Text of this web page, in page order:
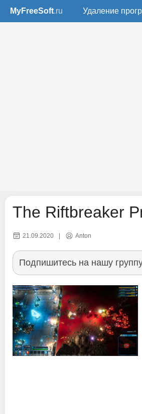
MyFreeSoft.ru Удаление
The Riftbreaker
21.09.2020 | Anton
Подпишитесь на нашу